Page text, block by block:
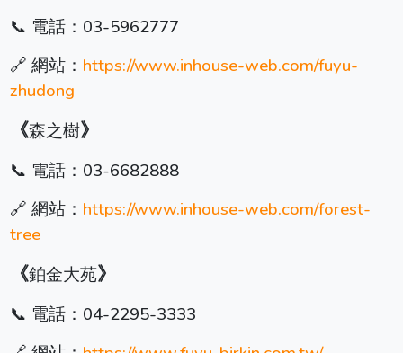
📞 電話： 03-5962777
🔗 網站： https://www.inhouse-web.com/fuyu-
zhudong
《森之樹》
📞 電話： 03-6682888
🔗 網站： https://www.inhouse-web.com/forest-
tree
《鉑金大苑》
📞 電話：04-2295-3333